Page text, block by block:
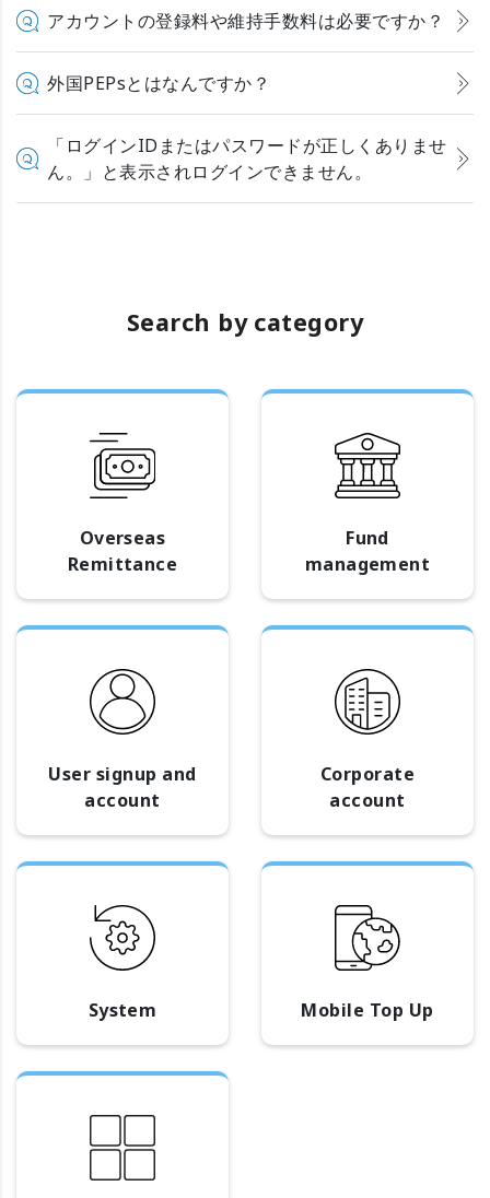
アカウントの登録料や維持手数料は必要ですか？
外国PEPsとはなんですか？
「ログインIDまたはパスワードが正しくありませ
ん。」と表示されログインできません。
Search by category
Overseas
Remittance
Fund
management
User signup and
account
Corporate
account
System Mobile Top Up